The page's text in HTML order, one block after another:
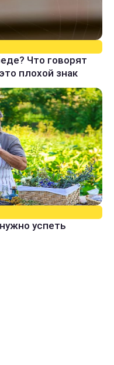
Что говорят
плохой знак
успеть